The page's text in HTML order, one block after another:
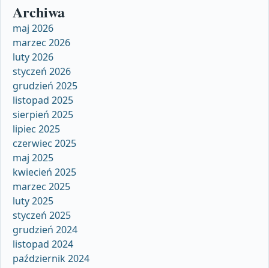
Archiwa
maj 2026
marzec 2026
luty 2026
styczeń 2026
grudzień 2025
listopad 2025
sierpień 2025
lipiec 2025
czerwiec 2025
maj 2025
kwiecień 2025
marzec 2025
luty 2025
styczeń 2025
grudzień 2024
listopad 2024
październik 2024